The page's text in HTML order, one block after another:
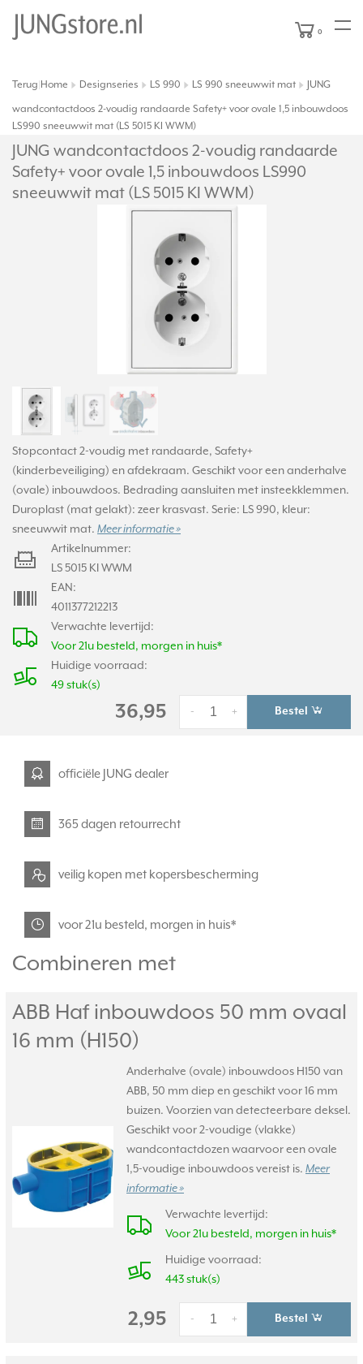
0
Terug Home Designseries LS 990 LS 990 sneeuwwit mat
JUNG
wandcontactdoos 2-voudig randaarde Safety+ voor ovale 1,5 inbouwdoos
LS990 sneeuwwit mat (LS 5015 KI WWM)
JUNG wandcontactdoos 2-voudig randaarde
Safety+ voor ovale 1,5 inbouwdoos LS990
sneeuwwit mat (LS 5015 KI WWM)
Stopcontact 2-voudig met randaarde, Safety+
(kinderbeveiliging) en afdekraam. Geschikt voor een anderhalve
(ovale) inbouwdoos. Bedrading aansluiten met insteekklemmen.
Duroplast (mat gelakt): zeer krasvast. Serie: LS 990, kleur:
sneeuwwit mat. Meer informatie »
Verwachte levertijd:
Voor 21u besteld, morgen in huis*
Huidige voorraad:
49 stuk(s)
Artikelnummer:
LS 5015 KI WWM
EAN:
4011377212213
36,95 +
- Bestel
officiële JUNG dealer
365 dagen retourrecht
veilig kopen met kopersbescherming
voor 21u besteld, morgen in huis*
Combineren met
ABB Haf inbouwdoos 50 mm ovaal
16 mm (H150)
Anderhalve (ovale) inbouwdoos H150 van
ABB, 50 mm diep en geschikt voor 16 mm
buizen. Voorzien van detecteerbare deksel.
Geschikt voor 2-voudige (vlakke)
wandcontactdozen waarvoor een ovale
1,5-voudige inbouwdoos vereist is. Meer
informatie »
Verwachte levertijd:
Voor 21u besteld, morgen in huis*
Huidige voorraad:
443 stuk(s)
2,95 +
- Bestel